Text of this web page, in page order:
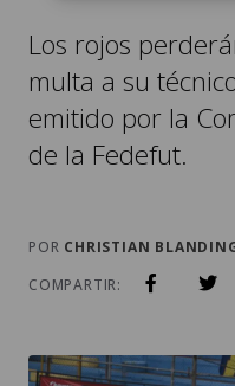
Los rojos
multa a su
emitido por la
de la Fedefut.
POR CHRISTIAN
COMPARTIR: